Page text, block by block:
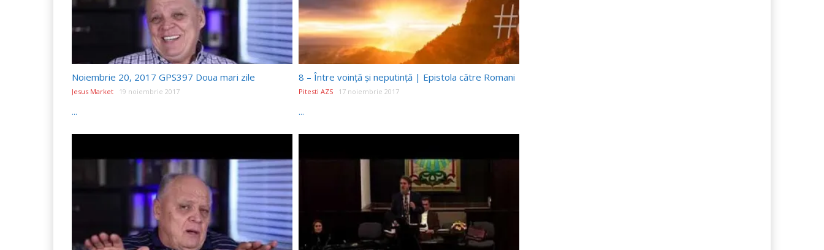
Noiembrie 20, 2017 GPS397 Doua mari zile
Jesus Market 19 noiembrie 2017
...
8 – Între voinţă şi neputinţă | Epistola către Romani
Pitesti AZS 17 noiembrie 2017
...